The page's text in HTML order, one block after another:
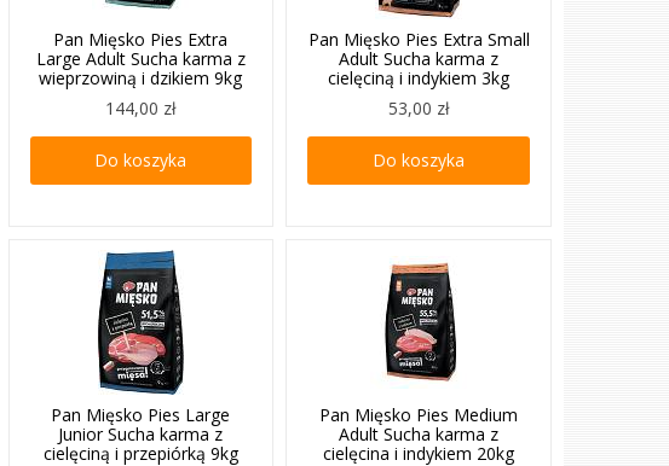
Pan Mięsko Pies Extra
Large Adult Sucha karma z
wieprzowiną i dzikiem 9kg
144,00 zł
Do koszyka
Pan Mięsko Pies Extra Small
Adult Sucha karma z
cielęciną i indykiem 3kg
53,00 zł
Do koszyka
Pan Mięsko Pies Large
Junior Sucha karma z
cielęciną i przepiórką 9kg
Pan Mięsko Pies Medium
Adult Sucha karma z
cielęcina i indykiem 20kg